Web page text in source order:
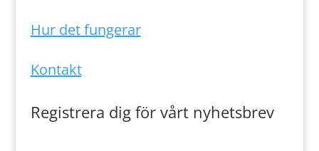
Hur det fungerar
Kontakt
Registrera dig för vårt nyhetsbrev